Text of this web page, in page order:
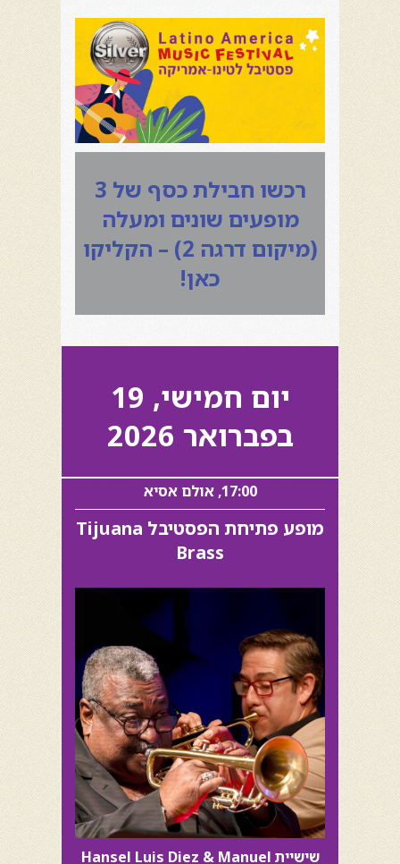
רכשו חבילת כסף של 3
מופעים שונים ומעלה
(מיקום דרגה 2) – הקליקו
כאן!
יום חמישי, 19
בפברואר 2026
17:00, אולם אסיא
מופע פתיחת הפסטיבל Tijuana
Brass
שישיית Hansel Luis Diez & Manuel